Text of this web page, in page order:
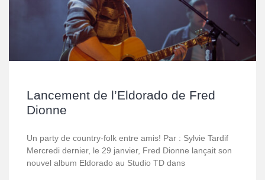
Lancement de l’Eldorado de Fred
Dionne
Un party de country-folk entre amis! Par : Sylvie Tardif
Mercredi dernier, le 29 janvier, Fred Dionne lançait son
nouvel album Eldorado au Studio TD dans